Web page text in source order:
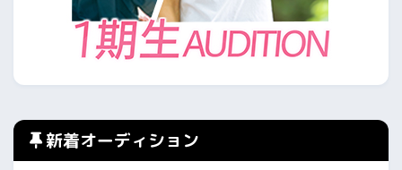
新着オーディション